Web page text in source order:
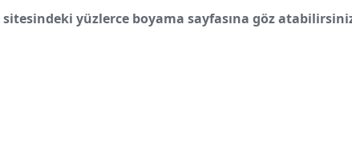
sitesindeki yüzlerce boyama sayfasına göz